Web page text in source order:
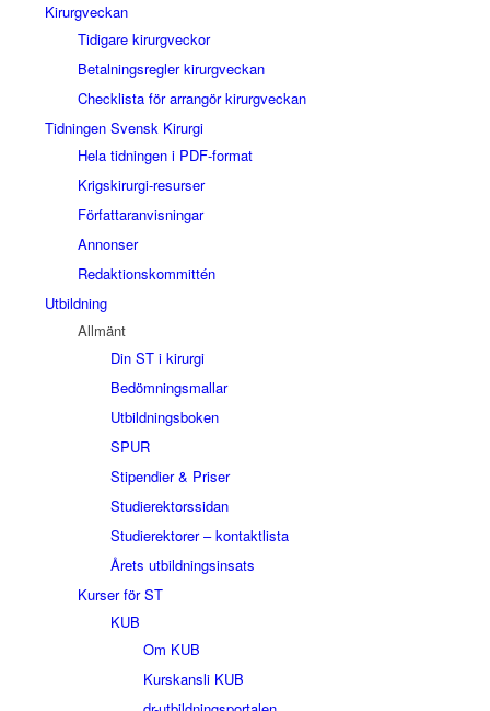
Kirurgveckan
Tidigare kirurgveckor
Betalningsregler kirurgveckan
Checklista för arrangör kirurgveckan
Tidningen Svensk Kirurgi
Hela tidningen i PDF-format
Krigskirurgi-resurser
Författaranvisningar
Annonser
Redaktionskommittén
Utbildning
Allmänt
Din ST i kirurgi
Bedömningsmallar
Utbildningsboken
SPUR
Stipendier & Priser
Studierektorssidan
Studierektorer – kontaktlista
Årets utbildningsinsats
Kurser för ST
KUB
Om KUB
Kurskansli KUB